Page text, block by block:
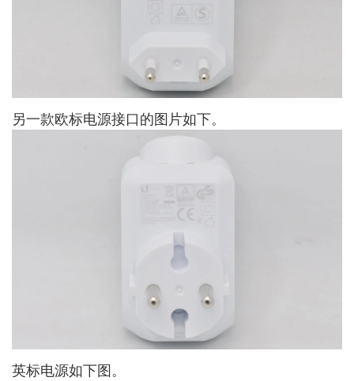
另一款欧标电源接口的图片如下。
英标电源如下图。